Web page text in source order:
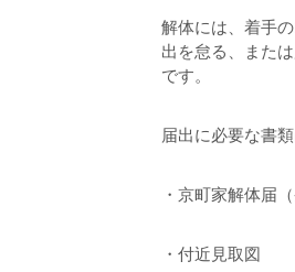
解体には、着手
出を怠る、また
です。
届出に必要な書
・京町家解体届
・付近見取図